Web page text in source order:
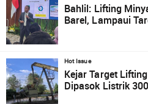
Bahlil: Lifting
Barel, Lampaui
Hot Issue
Kejar Target
Dipasok Listrik